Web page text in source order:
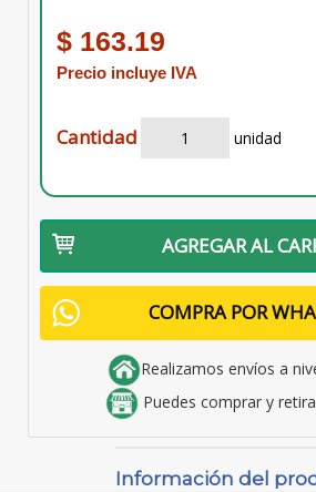
$ 163.19
Precio incluye IVA
Cantidad unidad
AGREGAR AL
COMPRA POR
Realizamos envíos a
Puedes comprar y
Información del